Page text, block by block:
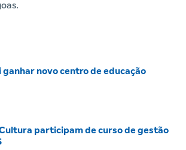
ganhar novo centro de educação
participam de curso de gestão